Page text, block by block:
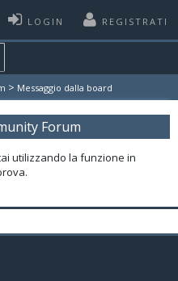
LOGIN REGISTRATI
> Messaggio dalla board
Forum
utilizzando la funzione in